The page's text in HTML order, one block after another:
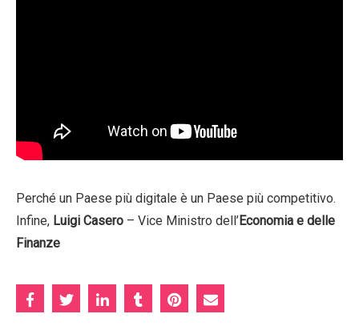
Perché un Paese più digitale è un Paese più competitivo.
Infine, Luigi Casero – Vice Ministro dell’Economia e delle
Finanze